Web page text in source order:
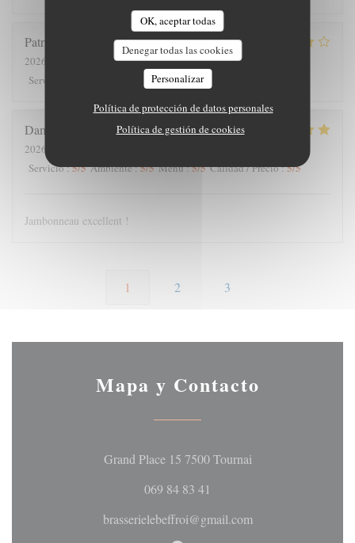
OK, aceptar todas
Denegar todas las cookies
Personalizar
Política de protección de datos personales
Política de gestión de cookies
Patrick
2026-07-23
- 20:00 - Invitados 2
Servicio
/5 Menú:4/5
Damien
2026-07-18
Servicio:5/5 Ambiente:5/5 Menú:5/5 Calidad / Precio:5/5
Jambonneau excellent !
1 2 3
Mapa y Contacto
Grand Place 15 7500 Tournai((abre en una nueva
069 84 83 41
brasserielebeffroi@gmail.com